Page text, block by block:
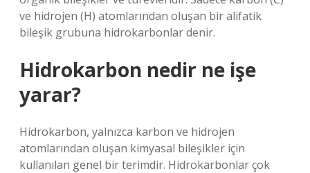
ve hidrojen (H) atomlarından oluşan bir alifatik
bileşik grubuna hidrokarbonlar denir.
Hidrokarbon nedir ne işe
yarar?
Hidrokarbon, yalnızca karbon ve hidrojen
atomlarından oluşan kimyasal bileşikler için
kullanılan genel bir terimdir. Hidrokarbonlar çok